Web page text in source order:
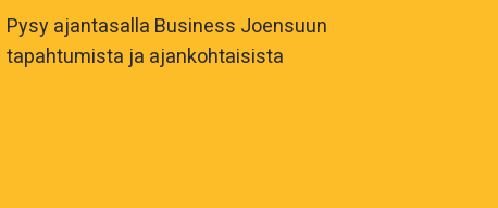
Pysy ajantasalla Business Joensuun
tapahtumista ja ajankohtaisista